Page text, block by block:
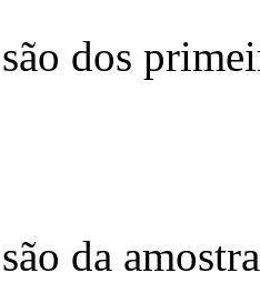
dos
da amostra